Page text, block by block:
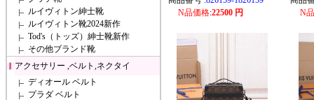
ルイヴィトン紳士靴
ルイヴィトン靴2024新作
Tod's（トッズ）紳士靴新作
その他ブランド靴
アクセサリー ,ベルト,ネクタイ
ディオール ベルト
プラダ ベルト
N品価格:22500 円
N